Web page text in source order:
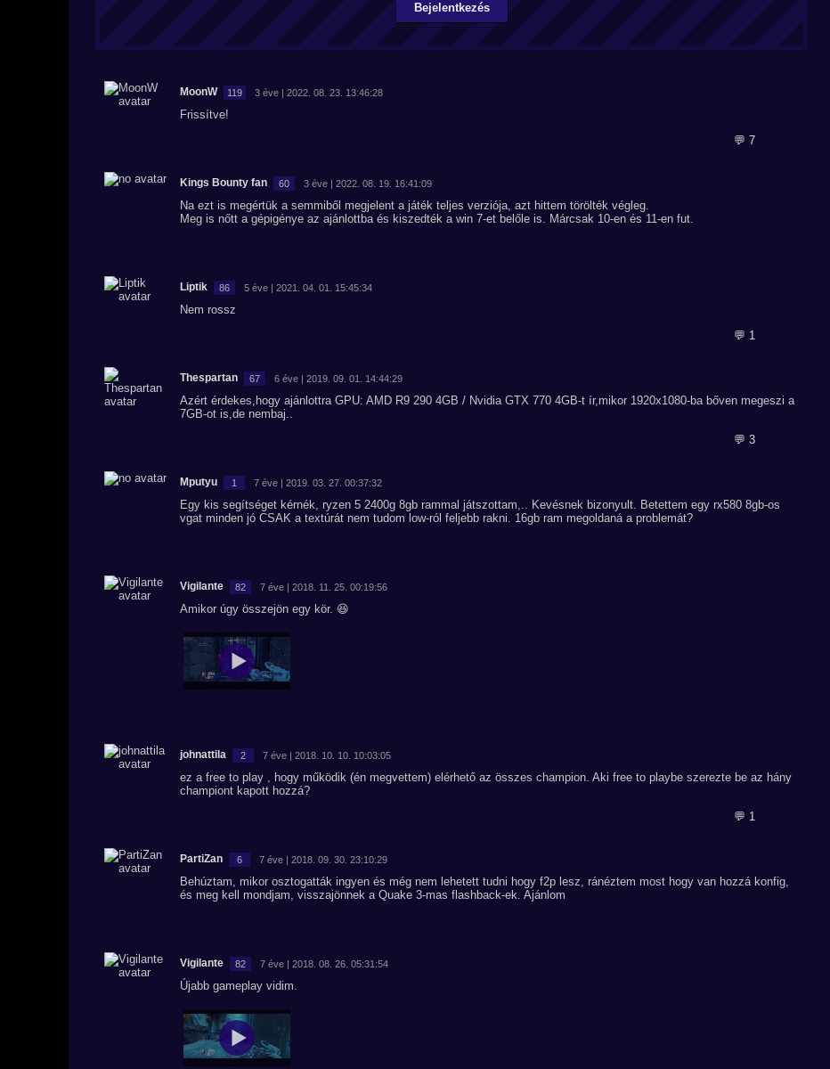
Bejelentkezés
MoonW 119 3 éve | 2022. 08. 23. 13:46:28
Frissítve!
💬 7
Kings Bounty fan 60 3 éve | 2022. 08. 19. 16:41:09
Na ezt is megértük a semmiből megjelent a játék teljes verziója, azt hittem törölték végleg.
Meg is nőtt a gépigénye az ajánlottba és kiszedték a win 7-et belőle is. Márcsak 10-en és 11-en fut.
Liptik 86 5 éve | 2021. 04. 01. 15:45:34
Nem rossz
💬 1
Thespartan 67 6 éve | 2019. 09. 01. 14:44:29
Azért érdekes,hogy ajánlottra GPU: AMD R9 290 4GB / Nvidia GTX 770 4GB-t ír,mikor 1920x1080-ba bőven megeszi a
7GB-ot is,de nembaj..
💬 3
Mputyu 1 7 éve | 2019. 03. 27. 00:37:32
Egy kis segítséget kérnék, ryzen 5 2400g 8gb rammal játszottam,.. Kevésnek bizonyult. Betettem egy rx580 8gb-os
vgat minden jó CSAK a textúrát nem tudom low-ról feljebb rakni. 16gb ram megoldaná a problemát?
Vigilante 82 7 éve | 2018. 11. 25. 00:19:56
Amikor úgy összejön egy kör. 😆
johnattila 2 7 éve | 2018. 10. 10. 10:03:05
ez a free to play , hogy működik (én megvettem) elérhető az összes champion. Aki free to playbe szerezte be az hány
championt kapott hozzá?
💬 1
PartiZan 6 7 éve | 2018. 09. 30. 23:10:29
Behúztam, mikor osztogatták ingyen és még nem lehetett tudni hogy f2p lesz, ránéztem most hogy van hozzá konfig,
és meg kell mondjam, visszajönnek a Quake 3-mas flashback-ek. Ajánlom
Vigilante 82 7 éve | 2018. 08. 26. 05:31:54
Újabb gameplay vidim.